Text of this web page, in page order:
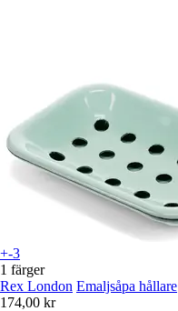
+-3
1 färger
Rex London Emaljsåpa hållare
174,00 kr